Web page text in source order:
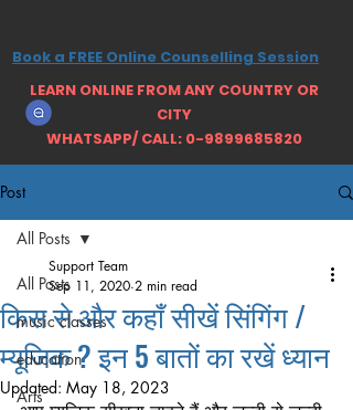
Book a FREE Online Counselling Session
LEARN ONLINE FROM ANY COUNTRY OR
CITY
WHATSAPP/ CALL: 0-9899685820
Post
All Posts
music classes
education
Arts
All Posts
किस से और कहाँ सीखें सिंगिंग /
म्यूजिक ? इन 5 बातों का रखें ध्यान
Support Team
Sep 11, 2020 2 min read
Updated: May 18, 2023